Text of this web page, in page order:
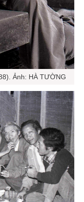
Ảnh: HÀ TƯỜNG